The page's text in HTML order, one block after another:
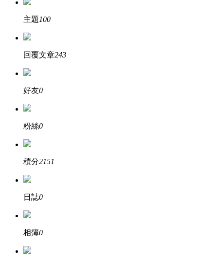
主題 100
回覆文章243
好友0
粉絲0
積分2151
日誌0
相簿0